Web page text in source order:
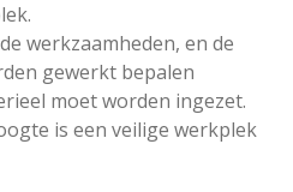
werkzaamheden, en de
gewerkt bepalen
moet worden ingezet.
is een veilige werkplek